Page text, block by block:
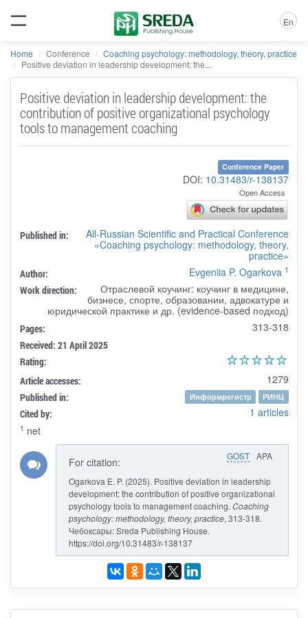
En
Home Conference
Coaching psychology: methodology, theory, practice
Positive deviation in leadership development: the...
Positive deviation in leadership development: the
contribution of positive organizational psychology
tools to management coaching
Conference Paper
DOI: 10.31483/r-138137
Open Access
Published in:
All-Russian Scientific and Practical Conference
«Coaching psychology: methodology, theory,
practice»
Author: Evgeniia P. Ogarkova 1
Work direction:
Отраслевой коучинг: коучинг в медицине,
бизнесе, спорте, образовании, адвокатуре и
юридической практике и др. (evidence-based подход)
Pages: 313-318
Received: 21 April 2025
Rating:
Article accesses:
1279
Published in: Информрегистр РИНЦ
Cited by: 1 articles
1 net
GOST APA
For citation:
Ogarkova E. P. (2025). Positive deviation in leadership
development: the contribution of positive organizational
psychology tools to management coaching. Coaching
psychology: methodology, theory, practice, 313-318.
Чебоксары: Sreda Publishing House.
https://doi.org/10.31483/r-138137